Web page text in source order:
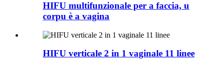
HIFU multifunzionale per a faccia, u
corpu è a vagina
HIFU verticale 2 in 1 vaginale 11 linee